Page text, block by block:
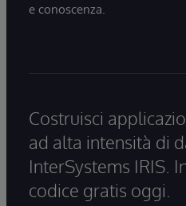
e conoscenza.
Costruisci
ad alta intensità di
InterSystems IRIS.
codice gratis oggi.